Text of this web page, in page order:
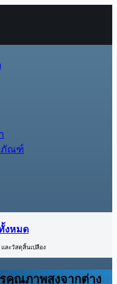
ภัณฑ์
งหมด
และวัสดุสิ้นเปลือง
รคุณภาพสูงจากต่าง